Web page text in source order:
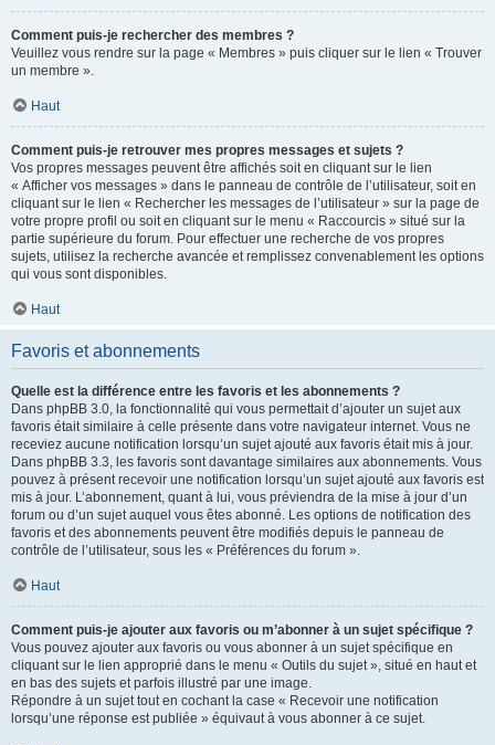
Comment puis-je rechercher des membres ?
Veuillez vous rendre sur la page « Membres » puis cliquer sur le lien « Trouver
un membre ».
Haut
Comment puis-je retrouver mes propres messages et sujets ?
Vos propres messages peuvent être affichés soit en cliquant sur le lien
« Afficher vos messages » dans le panneau de contrôle de l’utilisateur, soit en
cliquant sur le lien « Rechercher les messages de l’utilisateur » sur la page de
votre propre profil ou soit en cliquant sur le menu « Raccourcis » situé sur la
partie supérieure du forum. Pour effectuer une recherche de vos propres
sujets, utilisez la recherche avancée et remplissez convenablement les options
qui vous sont disponibles.
Haut
Favoris et abonnements
Quelle est la différence entre les favoris et les abonnements ?
Dans phpBB 3.0, la fonctionnalité qui vous permettait d’ajouter un sujet aux
favoris était similaire à celle présente dans votre navigateur internet. Vous ne
receviez aucune notification lorsqu’un sujet ajouté aux favoris était mis à jour.
Dans phpBB 3.3, les favoris sont davantage similaires aux abonnements. Vous
pouvez à présent recevoir une notification lorsqu’un sujet ajouté aux favoris est
mis à jour. L’abonnement, quant à lui, vous préviendra de la mise à jour d’un
forum ou d’un sujet auquel vous êtes abonné. Les options de notification des
favoris et des abonnements peuvent être modifiés depuis le panneau de
contrôle de l’utilisateur, sous les « Préférences du forum ».
Haut
Comment puis-je ajouter aux favoris ou m’abonner à un sujet spécifique ?
Vous pouvez ajouter aux favoris ou vous abonner à un sujet spécifique en
cliquant sur le lien approprié dans le menu « Outils du sujet », situé en haut et
en bas des sujets et parfois illustré par une image.
Répondre à un sujet tout en cochant la case « Recevoir une notification
lorsqu’une réponse est publiée » équivaut à vous abonner à ce sujet.